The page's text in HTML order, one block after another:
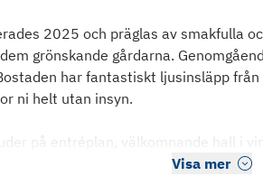
2025 och präglas av smakfulla
grönskande gårdarna.
har fantastiskt ljusinsläpp
ni helt utan insyn.
på entréplan, välkomnande hall i
Visa mer